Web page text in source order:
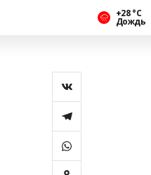
+28 °С
Дождь